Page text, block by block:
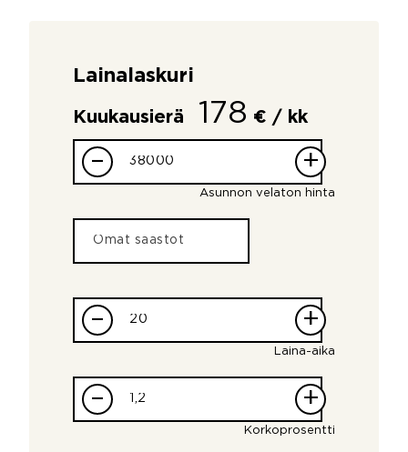
Lainalaskuri
Kuukausierä 178 € / kk
– +
Asunnon velaton hinta
– +
Laina-aika
– +
Korkoprosentti